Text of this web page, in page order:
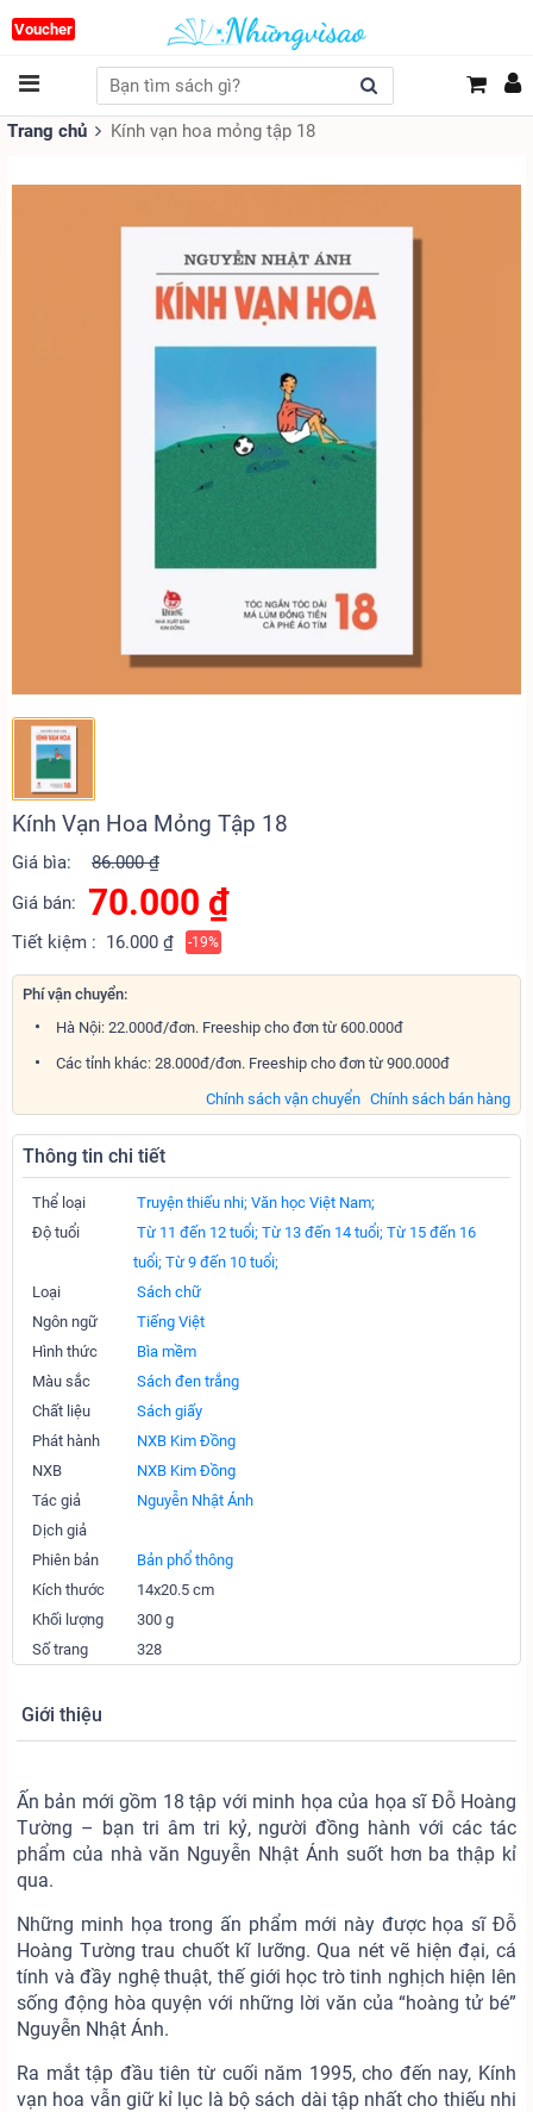
Voucher
Trang chủ Kính vạn hoa mỏng tập 18
Kính Vạn Hoa Mỏng Tập 18
Giá bìa:
86.000 ₫
Giá bán:
70.000 ₫
Tiết kiệm : 16.000 ₫ -19%
Phí vận chuyển:
Hà Nội: 22.000đ/đơn. Freeship cho đơn từ 600.000đ
Các tỉnh khác: 28.000đ/đơn. Freeship cho đơn từ 900.000đ
Chính sách bán hàng
Chính sách vận chuyển
Thông tin chi tiết
Thể loại Truyện thiếu nhi; Văn học Việt Nam;
Độ tuổi
Từ 11 đến 12 tuổi; Từ 13 đến 14 tuổi; Từ 15 đến 16
tuổi; Từ 9 đến 10 tuổi;
Loại
Sách chữ
Ngôn ngữ
Tiếng Việt
Hình thức
Bìa mềm
Màu sắc
Sách đen trắng
Chất liệu
Sách giấy
Phát hành
NXB Kim Đồng
NXB
NXB Kim Đồng
Tác giả
Nguyễn Nhật Ánh
Dịch giả
Phiên bản
Bản phổ thông
Kích thước
14x20.5 cm
Khối lượng
300 g
Số trang
328
Giới thiệu
Ấn bản mới gồm 18 tập với minh họa của họa sĩ Đỗ Hoàng
Tường – bạn tri âm tri kỷ, người đồng hành với các tác
phẩm của nhà văn Nguyễn Nhật Ánh suốt hơn ba thập kỉ
qua.
Những minh họa trong ấn phẩm mới này được họa sĩ Đỗ
Hoàng Tường trau chuốt kĩ lưỡng. Qua nét vẽ hiện đại, cá
tính và đầy nghệ thuật, thế giới học trò tinh nghịch hiện lên
sống động hòa quyện với những lời văn của “hoàng tử bé”
Nguyễn Nhật Ánh.
Ra mắt tập đầu tiên từ cuối năm 1995, cho đến nay, Kính
vạn hoa vẫn giữ kỉ lục là bộ sách dài tập nhất cho thiếu nhi